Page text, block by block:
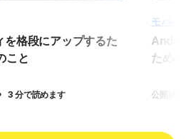
格段にアップするた
こと
3 分で読めます
モバイ
ため
公開済